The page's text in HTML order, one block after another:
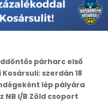
párharc első
szerdán 18
lép pályára
NB I/B Zöld csoport